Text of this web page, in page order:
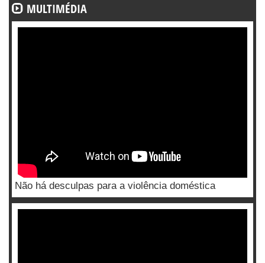
MULTIMÉDIA
Não há desculpas para a violência doméstica